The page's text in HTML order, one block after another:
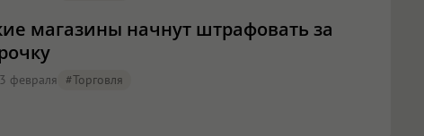
магазины начнут штрафовать за
февраля #торговля